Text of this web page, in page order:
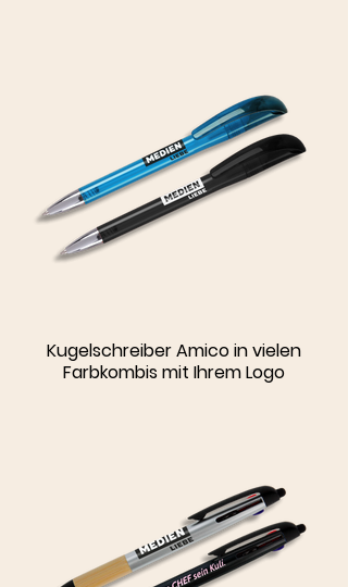
Kugelschreiber Amico in vielen
Farbkombis mit Ihrem Logo